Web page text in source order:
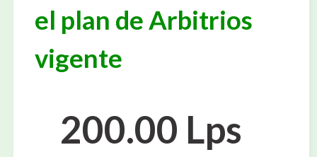
el plan de Arbitrios
vigente
200.00 Lps